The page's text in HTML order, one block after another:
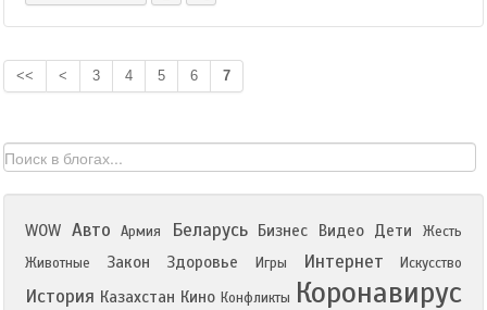
<< < 3 4 5 6 7
WOW Авто Армия Беларусь Бизнес Видео Дети
Жесть
Животные
Закон Здоровье Игры Интернет Искусство
История Казахстан Кино Конфликты Коронавирус